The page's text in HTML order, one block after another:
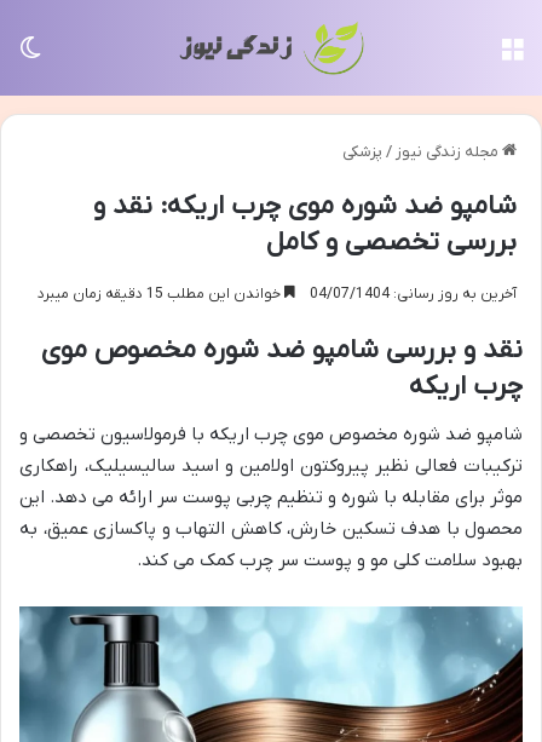
مجله زندگی نیوز / پزشکی
شامپو ضد شوره موی چرب اریکه: نقد و
بررسی تخصصی و کامل
آخرین به روز رسانی: 04/07/1404 خواندن این مطلب 15 دقیقه زمان میبرد
نقد و بررسی شامپو ضد شوره مخصوص موی
چرب اریکه
شامپو ضد شوره مخصوص موی چرب اریکه با فرمولاسیون تخصصی و
ترکیبات فعالی نظیر پیروکتون اولامین و اسید سالیسیلیک، راهکاری
موثر برای مقابله با شوره و تنظیم چربی پوست سر ارائه می دهد. این
محصول با هدف تسکین خارش، کاهش التهاب و پاکسازی عمیق، به
بهبود سلامت کلی مو و پوست سر چرب کمک می کند.